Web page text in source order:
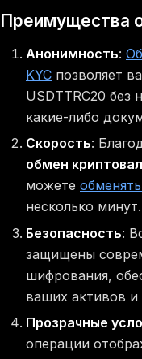
Преимущества
Анонимность:
KYC позволяет
USDTTRC20 без
какие-либо
Скорость:
обмен
можете
несколько минут.
Безопасность:
защищены
шифрования,
ваших активов и
Прозрачные
операции